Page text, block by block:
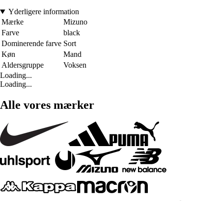
Yderligere information
Mærke
Mizuno
Farve
black
Dominerende farve Sort
Køn
Mand
Aldersgruppe
Voksen
Loading...
Loading...
Alle vores mærker